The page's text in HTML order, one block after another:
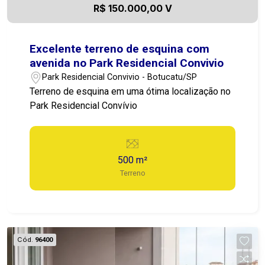
R$ 150.000,00 V
Excelente terreno de esquina com
avenida no Park Residencial Convivio
Park Residencial Convivio - Botucatu/SP
Terreno de esquina em uma ótima localização no
Park Residencial Convívio
500 m²
Terreno
Cód. 96400